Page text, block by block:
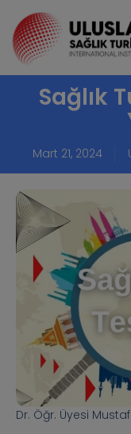
Sağlık
Mart 21, 2024
Dr. Öğr. Üyesi